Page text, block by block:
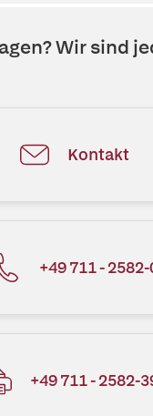
Wir sind
Kontakt
+49 711 - 2582-
+49 711 - 2582-